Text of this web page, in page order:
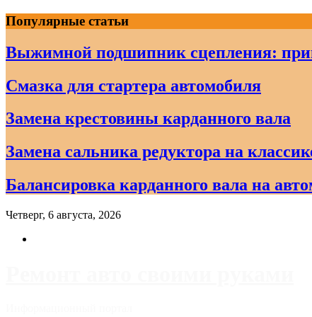
Skip
to
content
Популярные статьи
Выжимной подшипник сцепления:
Смазка для стартера автомобиля
Замена крестовины карданного вала
Замена сальника редуктора на
Балансировка карданного вала на
Четверг, 6 августа, 2026